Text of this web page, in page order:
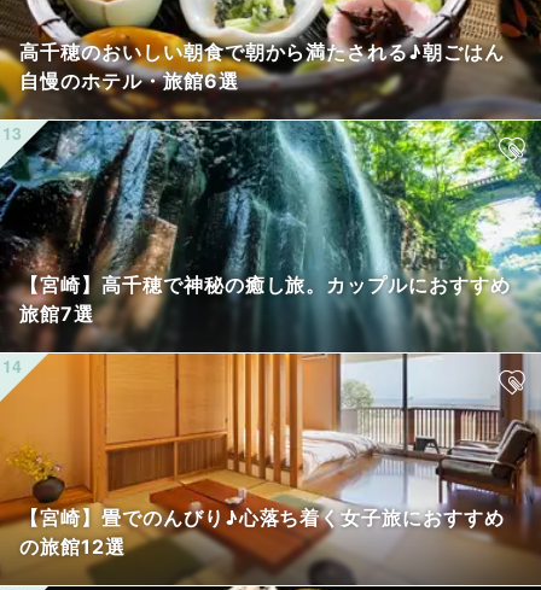
高千穂のおいしい朝食で朝から満たされる♪朝ごはん
自慢のホテル・旅館6選
【宮崎】高千穂で神秘の癒し旅。カップルにおすすめ
旅館7選
【宮崎】畳でのんびり♪心落ち着く女子旅におすすめ
の旅館12選